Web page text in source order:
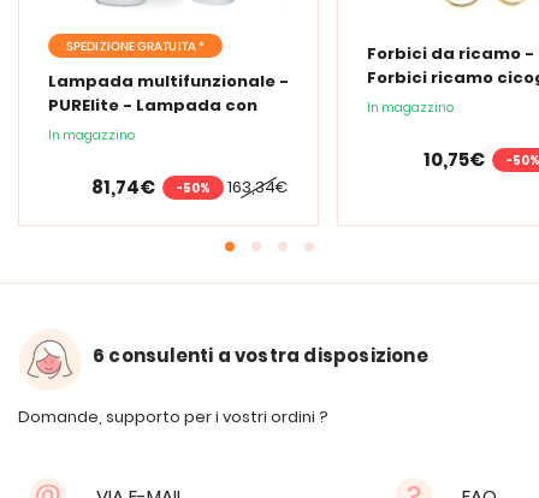
SPEDIZIONE GRATUITA *
Lampada multifunzionale -
PURElite - Lampada con
lente d'ingrandimento
In magazzino
163,34€
81,74€ -50%
Forbici da ricamo -
Forbici ricamo
In magazzino
10,75€ -50%
6 consulenti a vostra disposizione
Domande, supporto per i vostri ordini ?